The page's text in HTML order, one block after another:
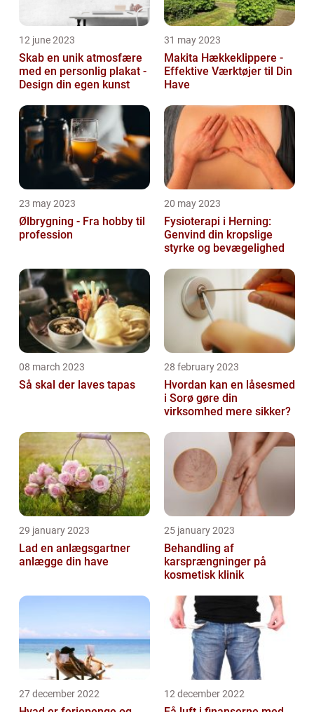
12 june 2023
Skab en unik atmosfære
med en personlig plakat -
Design din egen kunst
31 may 2023
Makita Hækkeklippere -
Effektive Værktøjer til Din
Have
23 may 2023
Ølbrygning - Fra hobby til
profession
20 may 2023
Fysioterapi i Herning:
Genvind din kropslige
styrke og bevægelighed
08 march 2023
Så skal der laves tapas
28 february 2023
Hvordan kan en låsesmed
i Sorø gøre din
virksomhed mere sikker?
29 january 2023
Lad en anlægsgartner
anlægge din have
25 january 2023
Behandling af
karsprængninger på
kosmetisk klinik
27 december 2022 12 december 2022